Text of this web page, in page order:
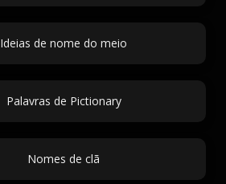
Ideias de nome do meio
Palavras de Pictionary
Nomes de clã